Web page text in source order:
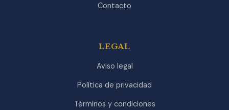
Contacto
LEGAL
Aviso legal
Política de privacidad
Términos y condiciones